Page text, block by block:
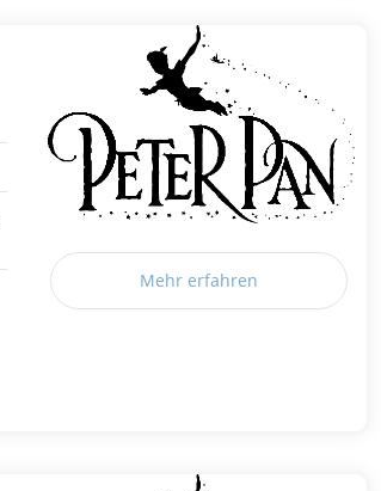
Mehr erfahren